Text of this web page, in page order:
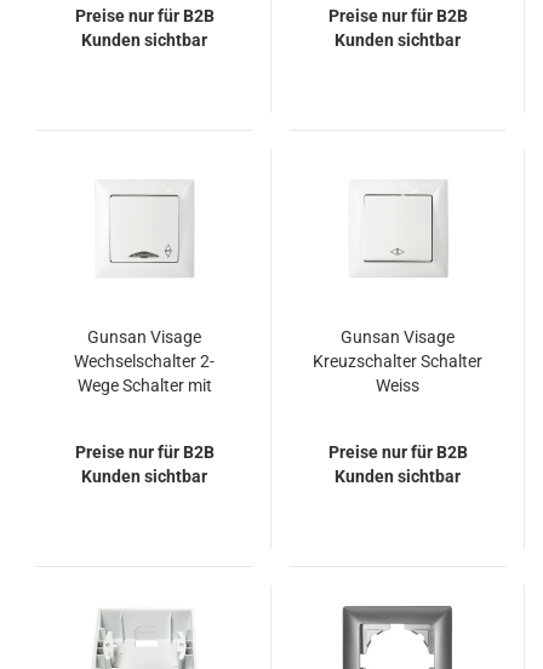
Preise nur für B2B
Kunden sichtbar
Preise nur für B2B
Kunden sichtbar
Gunsan Visage
Wechselschalter 2-
Wege Schalter mit
Preise nur für B2B
Kunden sichtbar
Gunsan Visage
Kreuzschalter Schalter
Weiss
Preise nur für B2B
Kunden sichtbar